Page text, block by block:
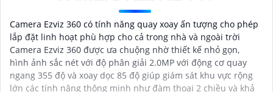
Camera Ezviz 360 có tính năng quay xoay ấn tượng cho phép
lắp đặt linh hoạt phù hợp cho cả trong nhà và ngoài trời
Camera Ezviz 360 được ưa chuộng nhờ thiết kế nhỏ gọn,
hình ảnh sắc nét với độ phân giải 2.0MP với động cơ quay
ngang 355 độ và xoay dọc 85 độ giúp giám sát khu vực rộng
lớn các tính năng thông minh như đàm thoại 2 chiều và khả